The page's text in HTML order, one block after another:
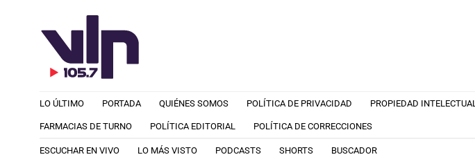
LO ÚLTIMO PORTADA QUIÉNES SOMOS POLÍTICA DE PRIVACIDAD PROPIEDAD INTELECTUAL
FARMACIAS DE TURNO POLÍTICA EDITORIAL POLÍTICA DE CORRECCIONES
ESCUCHAR EN VIVO LO MÁS VISTO PODCASTS SHORTS BUSCADOR